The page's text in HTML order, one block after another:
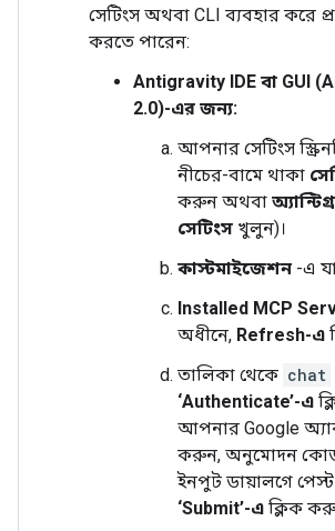
সেটিংস অথবা CLI ব্যবহার করে
করতে পারেন:
Antigravity IDE বা GUI
2.0)-এর জন্য:
আপনার সেটিংস
নীচের-বামে থাকা
করুন অথবা
সেটিংস খুলুন)।
কাস্টমাইজেশন -এ
Installed MCP
অধীনে, Refresh-এ
তালিকা থেকে chat
‘Authenticate’-এ
আপনার Google
করুন, অনুমোদন
ইনপুট ডায়ালগে
‘Submit’-এ ক্লিক